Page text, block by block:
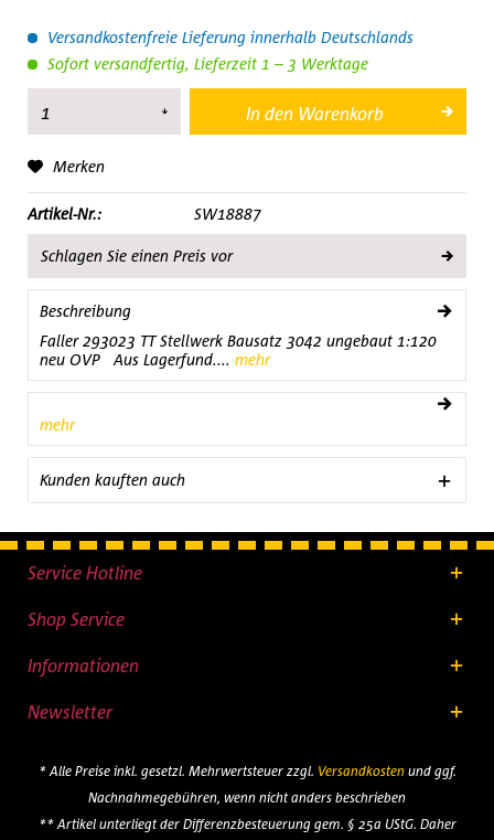
Versandkostenfreie Lieferung innerhalb Deutschlands
Sofort versandfertig, Lieferzeit 1 – 3 Werktage
In den Warenkorb
Merken
Artikel-Nr.: SW18887
Schlagen Sie einen Preis vor
Beschreibung
Faller 293023 TT Stellwerk Bausatz 3042 ungebaut 1:120
neu OVP Aus Lagerfund.... mehr
mehr
Kunden kauften auch
Service Hotline
Shop Service
Informationen
Newsletter
* Alle Preise inkl. gesetzl. Mehrwertsteuer zzgl. Versandkostenund ggf.
Nachnahmegebühren, wenn nicht anders beschrieben
** Artikel unterliegt der Differenzbesteuerung gem. § 25a UStG. Daher